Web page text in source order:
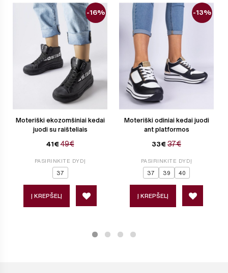
Moteriški ekozomšiniai kedai
juodi su raišteliais
41€ 49€
-16%
PASIRINKITE DYDĮ
37
Į KREPŠELĮ
Moteriški odiniai kedai juodi
ant platformos
33€ 37€
-13%
PASIRINKITE DYDĮ
37 39 40
Į KREPŠELĮ